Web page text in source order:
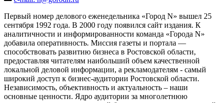
Первый номер делового еженедельника «Город N» вышел 25
сентября 1992 года. В 2000 году появился сайт издания. К
аналитичности и информированности команда «Города N»
добавила оперативность. Миссия газеты и портала —
способствовать развитию бизнеса в Ростовской области,
предоставляя читателям наибольший объем качественной
локальной деловой информации, а рекламодателям - самый
широкий доступ к бизнес-аудитории Ростовской области.
Независимость, объективность и актуальность – наши
основные ценности. Ядро аудитории за многолетнюю